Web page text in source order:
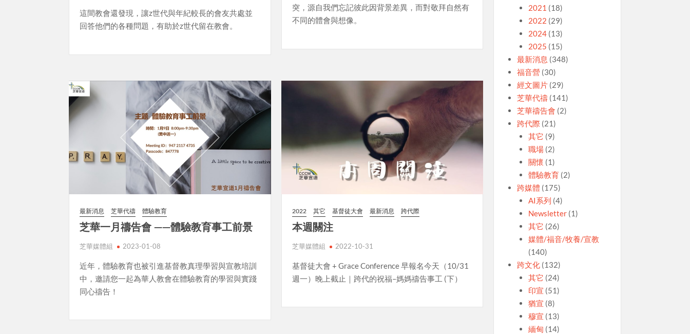
這間教會還發現，讓z世代與年紀較長的會友共處並
回答他們的各種問題，有助於z世代留在教會。
突，源自我們忘記彼此因背景差異，而對敬拜自然有
不同的體會與想像。
最新消息 芝華代禱 體驗教育
芝華一月禱告會 ——體驗教育事工前景
芝華媒體組 2023-01-08
近年，體驗教育也被引進基督教真理學習與宣教培訓
中，邀請您一起為華人教會在體驗教育的學習與實踐
同心禱告！
2022 其它 基督徒大會 最新消息 跨代際
本週關注
芝華媒體組 2022-10-31
基督徒大會 + Grace Conference 早報名今天（10/31
週一）晚上截止｜跨代的祝福–媽媽禱告事工 (下）
2021 (18)
2022 (29)
2024 (13)
2025 (15)
最新消息 (348)
福音營(30)
經文圖片(29)
芝華代禱(141)
芝華禱告會 (2)
跨代際(21)
其它 (9)
職場 (2)
關懷 (1)
體驗教育 (2)
跨媒體 (175)
AI系列 (4)
Newsletter (1)
其它 (26)
媒體/福音/牧養/宣教
(140)
跨文化 (132)
其它 (24)
印宣 (51)
猶宣 (8)
穆宣 (13)
緬甸 (14)